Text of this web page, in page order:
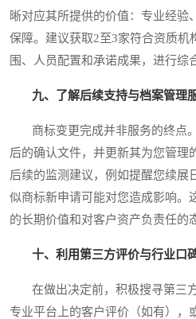
晰对应其所提供的价值：专业经验
保障。建议获取2至3家符合资质机
围、人员配置和承诺成果，进行综
九、了解后续支持与档案管理
商标变更完成并非服务的终点
后的确认文件，并更新其为您管理
后续的监测建议，例如提醒您续展
似商标新申请可能对您造成影响。
的长期价值和对客户资产负责任的
十、利用第三方评价与行业口
在做出决定前，积极搜寻第三方
专业平台上的客户评价（如有），